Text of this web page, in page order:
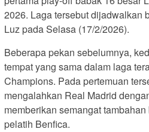
2026. Laga tersebut dijadwalkan
Luz pada Selasa (17/2/2026).
Beberapa pekan sebelumnya,
tempat yang sama dalam laga
Champions. Pada pertemuan
mengalahkan Real Madrid
memberikan semangat
pelatih Benfica.